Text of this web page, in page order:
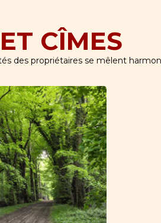
CÎMES
des propriétaires se mêlent